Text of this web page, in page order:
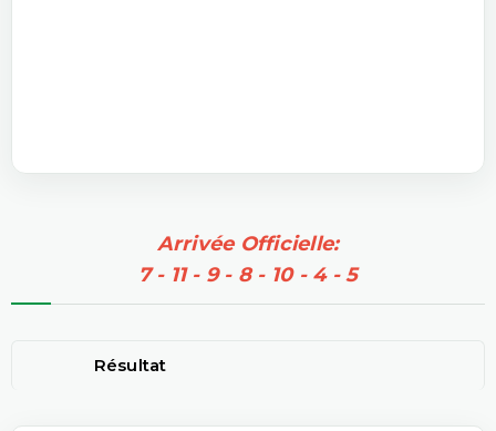
Arrivée Officielle:
7 - 11 - 9 - 8 - 10 - 4 - 5
Résultat